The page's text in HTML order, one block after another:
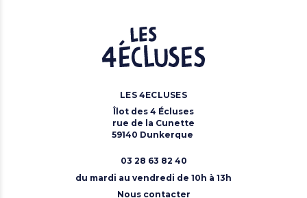
LES 4ECLUSES
Îlot des 4 Écluses
rue de la Cunette
59140 Dunkerque
03 28 63 82 40
du mardi au vendredi de 10h à 13h
Nous contacter